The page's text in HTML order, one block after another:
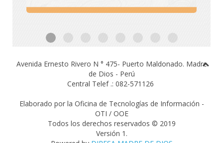
Avenida Ernesto Rivero N ° 475- Puerto Maldonado. Madre
de Dios - Perú
Central Telef .: 082-571126
Elaborado por la Oficina de Tecnologías de Información -
OTI / OOE
Todos los derechos reservados © 2019
Versión 1.